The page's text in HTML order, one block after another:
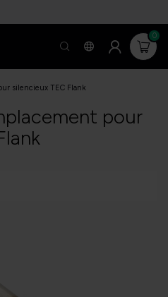
0
silencieux TEC Flank
pour